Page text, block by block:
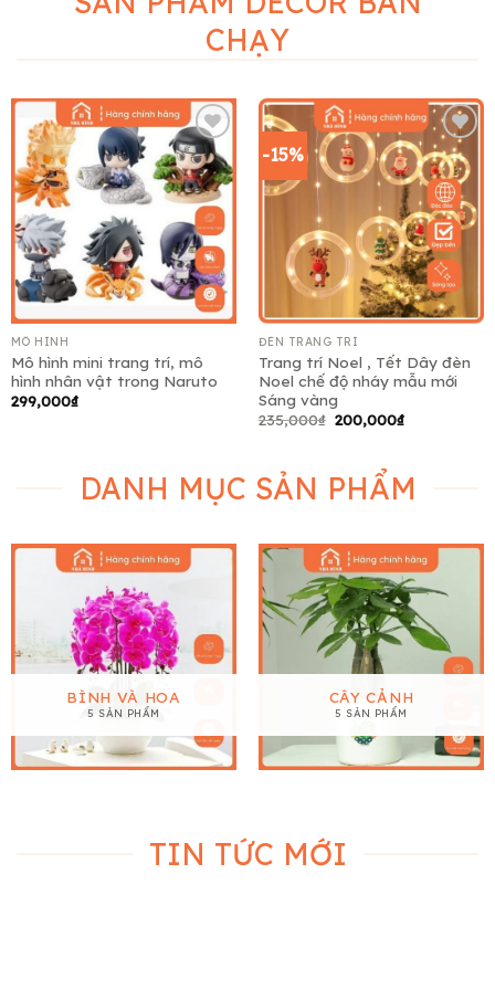
CHẠY
Add to
wishlist
MÔ HÌNH
Mô hình mini trang trí, mô
hình nhân vật trong Naruto
299,000₫
-15%
Add to
wishlist
ĐÈN TRANG TRÍ
Trang trí Noel , Tết Dây đèn
Noel chế độ nháy mẫu mới
Sáng vàng
235,000₫ Giá
200,000₫Giá
200,000₫.
DANH MỤC SẢN PHẨM
BÌNH VÀ HOA
5 SẢN PHẨM
CÂY CẢNH
5 SẢN PHẨM
TIN TỨC MỚI